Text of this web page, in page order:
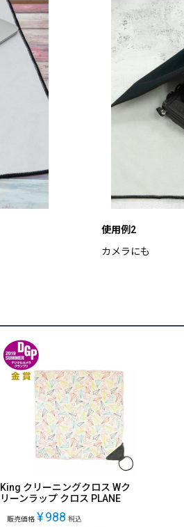
使用例2
カメラにも
King クリーニングクロス Wク
リーンラップ クロス PLANE
販売価格 ¥988 税込